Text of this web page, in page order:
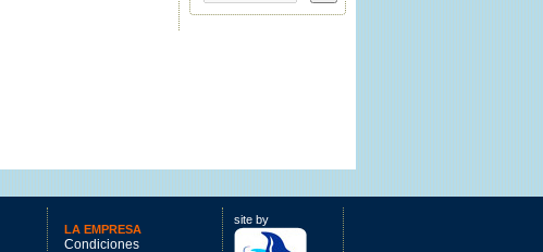
LA EMPRESA
Condiciones
site by